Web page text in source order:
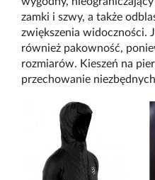
zamki i szwy, a także
zwiększenia widoczności.
również pakowność,
rozmiarów. Kieszeń na
przechowanie